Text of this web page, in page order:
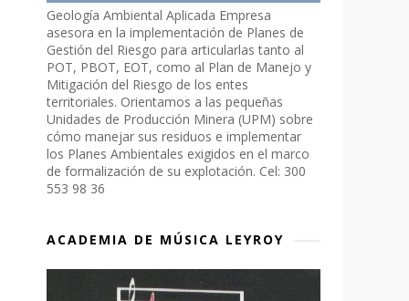
Geología Ambiental Aplicada Empresa
asesora en la implementación de Planes de
Gestión del Riesgo para articularlas tanto al
POT, PBOT, EOT, como al Plan de Manejo y
Mitigación del Riesgo de los entes
territoriales. Orientamos a las pequeñas
Unidades de Producción Minera (UPM) sobre
cómo manejar sus residuos e implementar
los Planes Ambientales exigidos en el marco
de formalización de su explotación. Cel: 300
553 98 36
ACADEMIA DE MÚSICA LEYROY